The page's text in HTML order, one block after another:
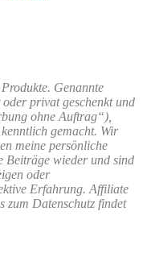
Genannte
privat geschenkt und
ohne Auftrag“),
gemacht. Wir
meine persönliche
Beiträge wieder und sind
oder
Erfahrung. Affiliate
zum Datenschutz findet